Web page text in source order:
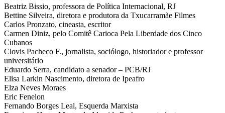
Beatriz Bissio, professora de Política Internacional, RJ
Bettine Silveira, diretora e produtora da Txucarramãe Filmes
Carlos Pronzato, cineasta, escritor
Carmen Diniz, pelo Comitê Carioca Pela Liberdade dos Cinco
Cubanos
Clovis Pacheco F., jornalista, sociólogo, historiador e professor
universitário
Eduardo Serra, candidato a senador – PCB/RJ
Elisa Larkin Nascimento, diretora de Ipeafro
Elza Neves Moraes
Eric Fenelon
Fernando Borges Leal, Esquerda Marxista